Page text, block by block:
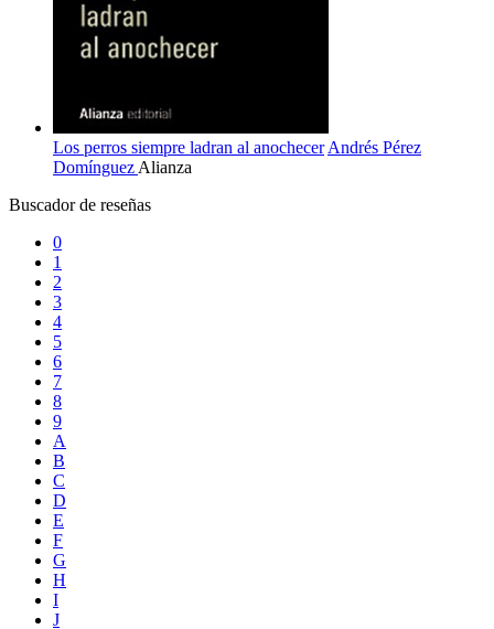
Los perros siempre ladran al anochecer Andrés Pérez
Domínguez Alianza
Buscador de reseñas
0
1
2
3
4
5
6
7
8
9
A
B
C
D
E
F
G
H
I
J